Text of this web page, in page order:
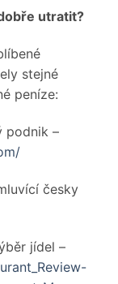
utratit?
stejné
peníze:
podnik –
česky
jídel –